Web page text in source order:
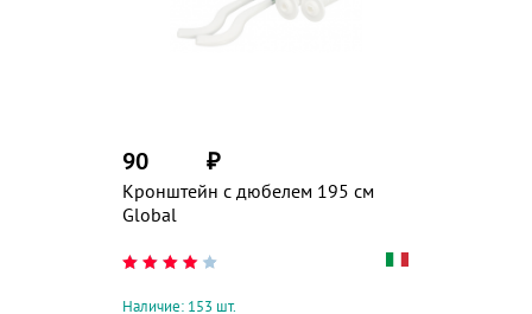
Кронштейн с дюбелем 195 см
Global
90 ₽
Наличие: 153 шт.